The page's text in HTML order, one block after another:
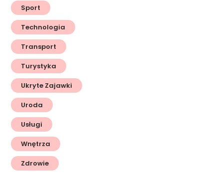
Sport
Technologia
Transport
Turystyka
Ukryte Zajawki
Uroda
Usługi
Wnętrza
Zdrowie